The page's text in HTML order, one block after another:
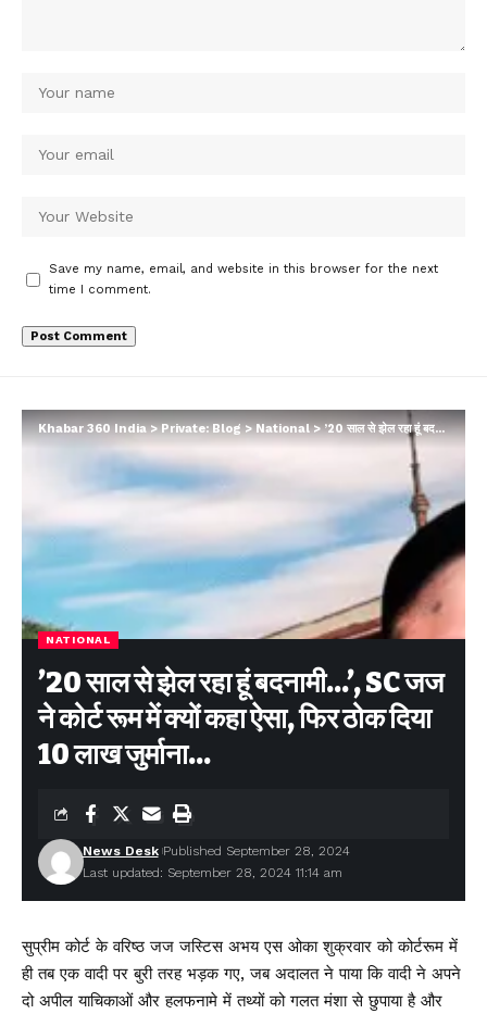
Save my name, email, and website in this browser for the next
time I comment.
Khabar 360 India>Private: Blog>National>’20 साल से झेल रहा हूं बदनामी…’, SC जज ने कोर्ट रूम में क्यों कहा ऐसा, फिर ठोक दिया 10 लाख जुर्माना…
NATIONAL
’20 साल से झेल रहा हूं बदनामी…’, SC जज
ने कोर्ट रूम में क्यों कहा ऐसा, फिर ठोक दिया
10 लाख जुर्माना…
Last updated: September 28, 2024 11:14 am
News Desk Published September 28, 2024
सुप्रीम कोर्ट के वरिष्ठ जज जस्टिस अभय एस ओका शुक्रवार को कोर्टरूम में
ही तब एक वादी पर बुरी तरह भड़क गए, जब अदालत ने पाया कि वादी ने अपने
दो अपील याचिकाओं और हलफनामे में तथ्यों को गलत मंशा से छुपाया है और